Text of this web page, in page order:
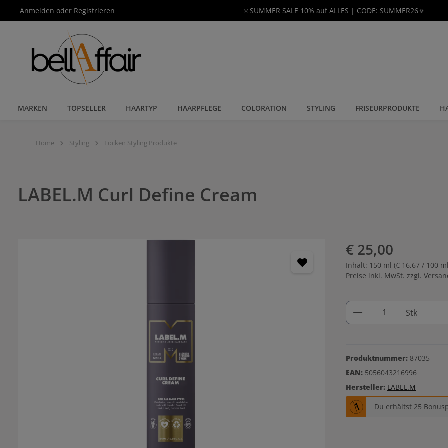
Hauptnavigation springen
Anmelden oder Registrieren 🔅SUMMER SALE 10% auf ALLES | CODE: SUMMER26🔅
MARKEN TOPSELLER HAARTYP HAARPFLEGE COLORATION STYLING FRISEURPRODUKTE
Home Styling Locken Styling Produkte
LABEL.M Curl Define Cream
€ 25,00
Inhalt: 150 ml (€ 16,67 / 100
Preise inkl. MwSt. zzgl.
Produkt Anzahl:
Stk
Produktnummer: 87035
EAN: 5056043216996
Hersteller: LABEL.M
Du erhältst 25